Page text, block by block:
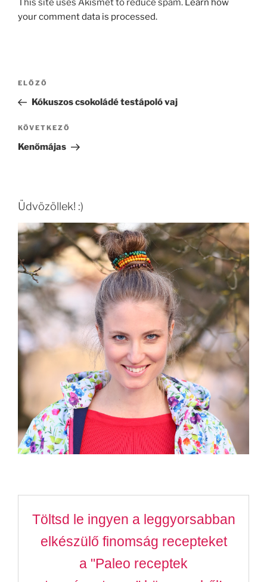
This site uses Akismet to reduce spam. Learn how
your comment data is processed.
Bejegyzés
Korábbi
bejegyzés
ELŐZŐ
Kókuszos csokoládé testápoló vaj
Következő
bejegyzés
KÖVETKEZŐ
Kenőmájas
Üdvözöllek! :)
Töltsd le ingyen a leggyorsabban
elkészülő finomság recepteket
a "Paleo receptek